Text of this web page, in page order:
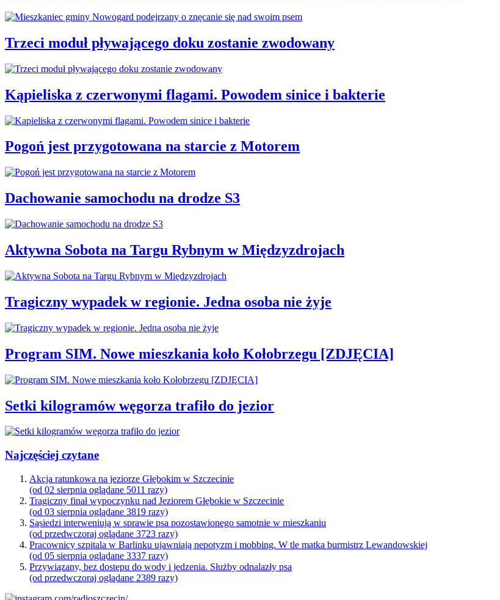
Trzeci moduł pływającego doku zostanie zwodowany
Kąpieliska z czerwonymi flagami. Powodem sinice i bakterie
Pogoń jest przygotowana na starcie z Motorem
Dachowanie samochodu na drodze S3
Aktywna Sobota na Targu Rybnym w Międzyzdrojach
Tragiczny wypadek w regionie. Jedna osoba nie żyje
Program SIM. Nowe mieszkania koło Kołobrzegu [ZDJĘCIA]
Setki kilogramów węgorza trafiło do jezior
Najczęściej czytane
Akcja ratunkowa na jeziorze Głębokim w Szczecinie
(od 02 sierpnia oglądane 5011 razy)
Tragiczny finał wypoczynku nad Jeziorem Głębokie w Szczecinie
(od 03 sierpnia oglądane 3819 razy)
Sąsiedzi interweniują w sprawie psa pozostawionego samotnie w mieszkaniu
(od przedwczoraj oglądane 3723 razy)
Pracownicy szpitala w Barlinku ujawniają nepotyzm i mobbing. W tle matka burmistrz Lewandowskiej
(od 05 sierpnia oglądane 3337 razy)
Przywiązany, bez dostępu do wody i jedzenia. Służby odnalazły psa
(od przedwczoraj oglądane 2389 razy)